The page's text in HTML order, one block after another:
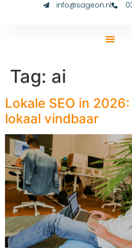
info@sageon.nl
Tag: ai
Lokale SEO in
lokaal vindbaar